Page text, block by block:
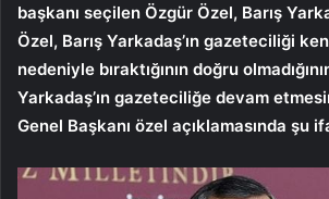
başkanı seçilen Özgür Özel, Barış
Özel, Barış Yarkadaş’ın gazeteciliği
nedeniyle bıraktığının doğru
Yarkadaş’ın gazeteciliğe devam
Genel Başkanı özel açıklamasında şu